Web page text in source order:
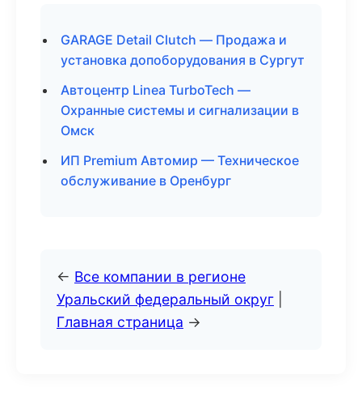
GARAGE Detail Clutch — Продажа и
установка допоборудования в Сургут
Автоцентр Linea TurboTech —
Охранные системы и сигнализации в
Омск
ИП Premium Автомир — Техническое
обслуживание в Оренбург
← Все компании в регионе
Уральский федеральный округ
Главная страница →